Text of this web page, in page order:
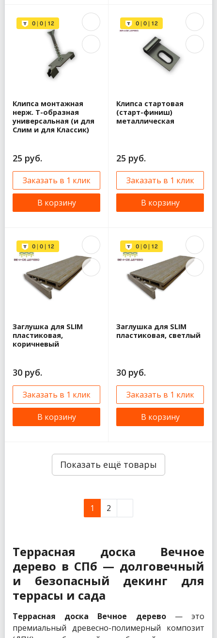
Клипса монтажная
нерж. Т-образная
универсальная (и для
Слим и для Классик)
25 руб.
Заказать в 1 клик
В корзину
Клипса стартовая
(старт-финиш)
металлическая
25 руб.
Заказать в 1 клик
В корзину
Заглушка для SLIM
пластиковая,
коричневый
30 руб.
Заказать в 1 клик
В корзину
Заглушка для SLIM
пластиковая, светлый
30 руб.
Заказать в 1 клик
В корзину
Показать ещё товары
1 2
Террасная доска Вечное
дерево в СПб — долговечный
и безопасный декинг для
террасы и сада
Террасная доска Вечное дерево— это
премиальный древесно-полимерный композит